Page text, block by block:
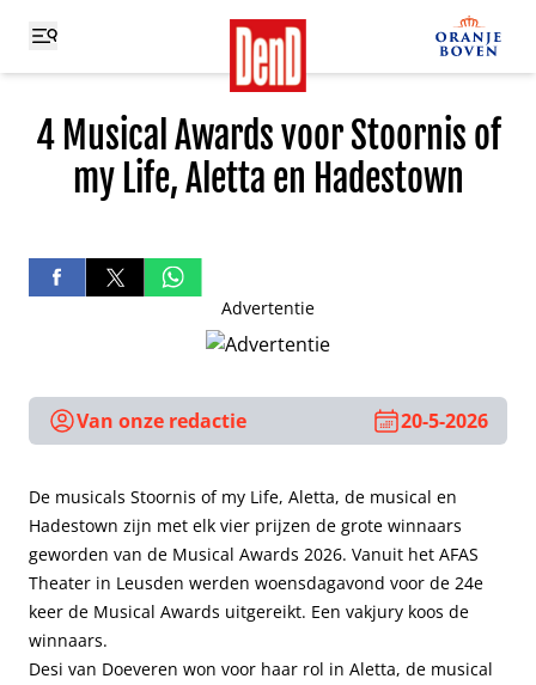
4 Musical Awards voor Stoornis of
my Life, Aletta en Hadestown
Advertentie
Van onze redactie 20-5-2026
De musicals Stoornis of my Life, Aletta, de musical en
Hadestown zijn met elk vier prijzen de grote winnaars
geworden van de Musical Awards 2026. Vanuit het AFAS
Theater in Leusden werden woensdagavond voor de 24e
keer de Musical Awards uitgereikt. Een vakjury koos de
winnaars.
Desi van Doeveren won voor haar rol in Aletta, de musical